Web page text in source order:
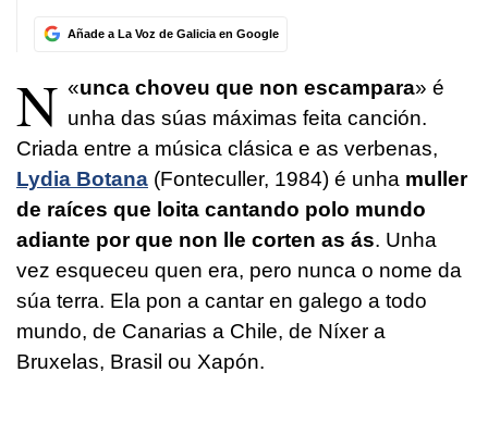
Añade a La Voz de Galicia en Google
«
N unca choveu que non escampara» é
unha das súas máximas feita canción.
Criada entre a música clásica e as verbenas,
Lydia Botana (Fonteculler, 1984) é unha muller
de raíces que loita cantando polo mundo
adiante por que non lle corten as ás. Unha
vez esqueceu quen era, pero nunca o nome da
súa terra. Ela pon a cantar en galego a todo
mundo, de Canarias a Chile, de Níxer a
Bruxelas, Brasil ou Xapón.